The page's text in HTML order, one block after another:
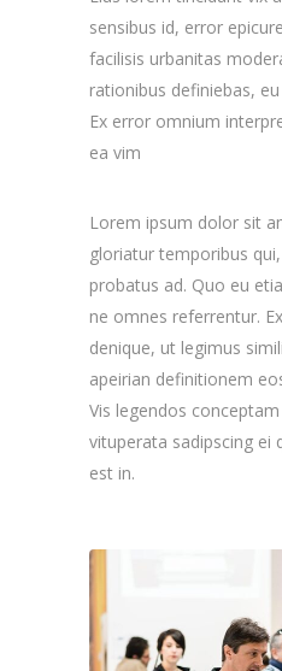
sensibus id, error
facilisis urbanitas
rationibus definiebas,
Ex error omnium
ea vim
Lorem ipsum dolor sit
gloriatur temporibus
probatus ad. Quo eu
ne omnes referrentur.
denique, ut legimus
apeirian definitionem
Vis legendos
vituperata sadipscing ei
est in.